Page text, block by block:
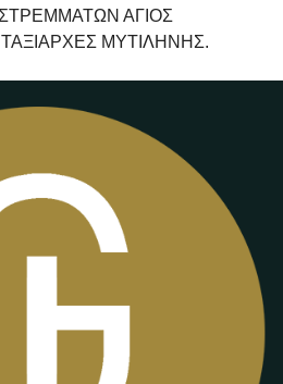
ΑΓΙΟΣ
ΜΥΤΙΛΗΝΗΣ.